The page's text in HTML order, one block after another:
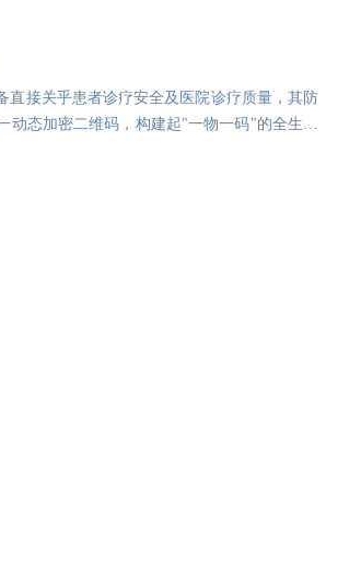
直接关乎患者诊疗安全及医院诊疗质量，其防
动态加密二维码，构建起"一物一码"的全生命